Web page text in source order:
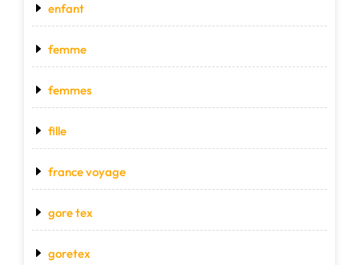
enfant
femme
femmes
fille
france voyage
gore tex
goretex